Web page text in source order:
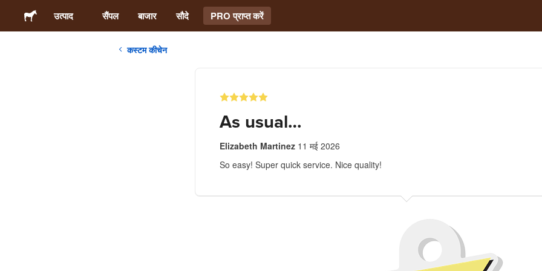
उत्पाद सैंपल बाजार सौदे PRO प्राप्त करें
कस्टम कीचेन
As usual…
Elizabeth Martinez 11 मई 2026
So easy! Super quick service. Nice quality!